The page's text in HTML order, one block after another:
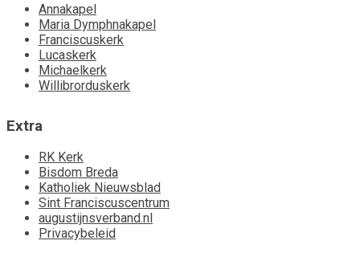
Annakapel
Maria Dymphnakapel
Franciscuskerk
Lucaskerk
Michaelkerk
Willibrorduskerk
Extra
RK Kerk
Bisdom Breda
Katholiek Nieuwsblad
Sint Franciscuscentrum
augustijnsverband.nl
Privacybeleid